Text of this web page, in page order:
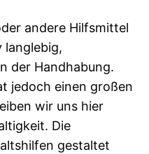
andere Hilfsmittel
langlebig,
der Handhabung.
jedoch einen großen
wir uns hier
Die
gestaltet